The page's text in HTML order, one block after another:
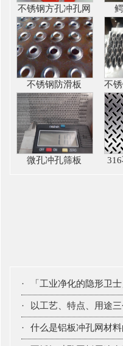
不锈钢方孔冲孔网
不锈钢防滑板
微孔冲孔筛板
· 「工业净化的隐形卫
· 以工艺、特点、用途三
· 什么是铝板冲孔网材